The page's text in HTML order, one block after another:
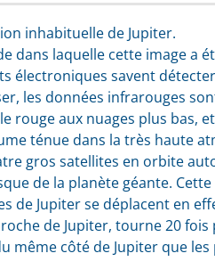
inhabituelle de Jupiter.
dans laquelle cette image a
électroniques savent
les données infrarouges
rouge aux nuages plus bas,
ténue dans la très haute
gros satellites en orbite
de la planète géante.
de Jupiter se déplacent en
de Jupiter, tourne 20
même côté de Jupiter que